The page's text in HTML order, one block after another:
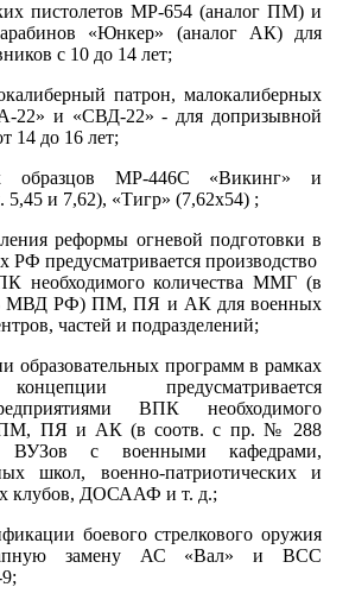
пистолетов МР-654 (аналог ПМ) и
«Юнкер» (аналог АК) для
с 10 до 14 лет;
патрон, малокалиберных
22» и «СВД-22» - для допризывной
14 до 16 лет;
образцов МР-446С «Викинг» и
и 7,62), «Тигр» (7,62х54) ;
реформы огневой подготовки в
РФ предусматривается производство
необходимого количества ММГ (в
МВД РФ) ПМ, ПЯ и АК для военных
частей и подразделений;
образовательных программ в рамках
предусматривается
ВПК необходимого
ПМ, ПЯ и АК (в соотв. с пр. № 288
с военными кафедрами,
школ, военно-патриотических и
клубов, ДОСААФ и т. д.;
боевого стрелкового оружия
замену АС «Вал» и ВСС